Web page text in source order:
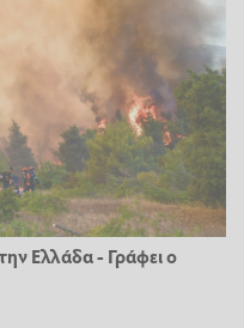
Ελλάδα - Γράφει ο